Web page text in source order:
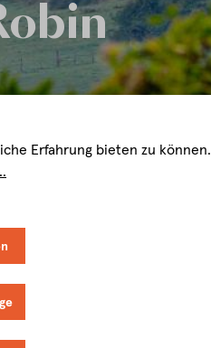
Erfahrung bieten zu können.